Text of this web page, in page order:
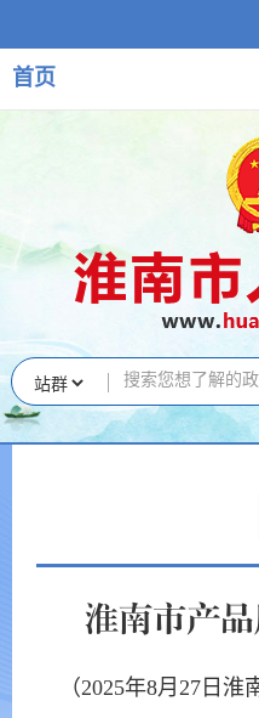
首页
淮南市产
（2025年8月27日